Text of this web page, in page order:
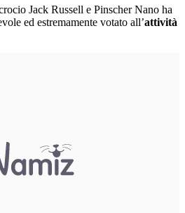
Jack Russell e Pinscher Nano ha
ed estremamente votato all’attività